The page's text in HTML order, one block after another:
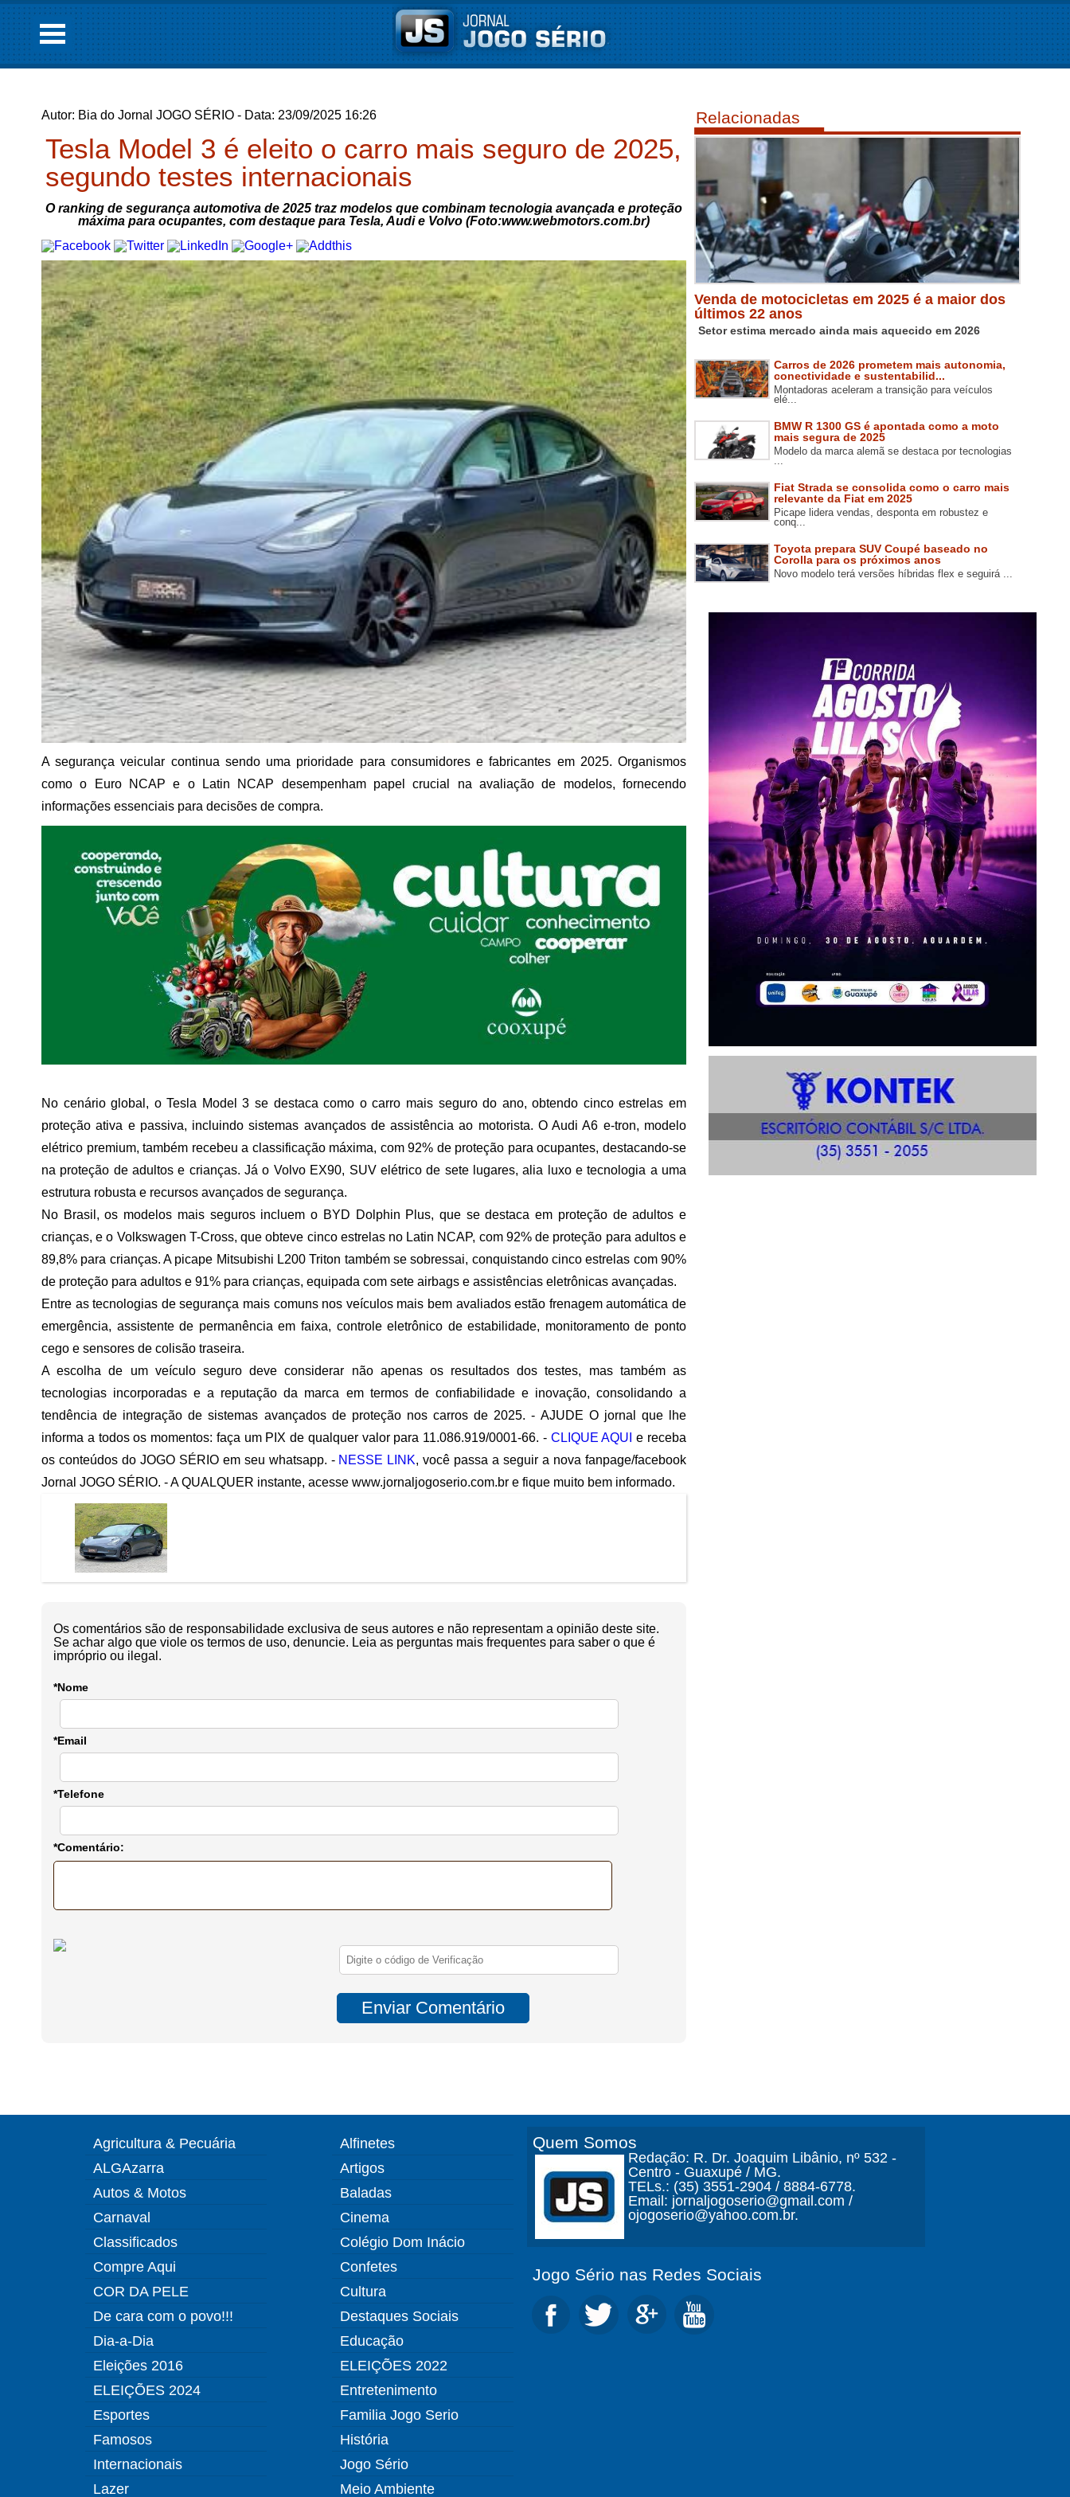
Autor: Bia do Jornal JOGO SÉRIO - Data: 23/09/2025 16:26
Tesla Model 3 é eleito o carro mais seguro de 2025,
segundo testes internacionais
O ranking de segurança automotiva de 2025 traz modelos que combinam tecnologia avançada e proteção
máxima para ocupantes, com destaque para Tesla, Audi e Volvo (Foto:www.webmotors.com.br)
A segurança veicular continua sendo uma prioridade para consumidores e fabricantes em 2025. Organismos
como o Euro NCAP e o Latin NCAP desempenham papel crucial na avaliação de modelos, fornecendo
informações essenciais para decisões de compra.
No cenário global, oTesla Model 3 se destaca como o carro mais seguro do ano, obtendo cinco estrelas em
proteção ativa e passiva, incluindo sistemas avançados de assistência ao motorista. OAudi A6 e-tron, modelo
elétrico premium, também recebeu a classificação máxima, com 92% de proteção para ocupantes, destacando-se
na proteção de adultos e crianças. Já o Volvo EX90, SUV elétrico de sete lugares, alia luxo e tecnologia a uma
estrutura robusta e recursos avançados de segurança.
No Brasil, os modelos mais seguros incluem o BYD Dolphin Plus, que se destaca em proteção de adultos e
crianças, e o Volkswagen T-Cross, que obteve cinco estrelas no Latin NCAP, com 92% de proteção para adultos e
89,8% para crianças. A picape Mitsubishi L200 Triton também se sobressai, conquistando cinco estrelas com 90%
de proteção para adultos e 91% para crianças, equipada com sete airbags e assistências eletrônicas avançadas.
Entre as tecnologias de segurança mais comuns nos veículos mais bem avaliados estão frenagem automática de
emergência, assistente de permanência em faixa, controle eletrônico de estabilidade, monitoramento de ponto
cego e sensores de colisão traseira.
A escolha de um veículo seguro deve considerar não apenas os resultados dos testes, mas também as
tecnologias incorporadas e a reputação da marca em termos de confiabilidade e inovação, consolidando a
tendência de integração de sistemas avançados de proteção nos carros de 2025. - AJUDE O jornal que lhe
informa a todos os momentos: faça um PIX de qualquer valor para 11.086.919/0001-66. - CLIQUE AQUI e receba
os conteúdos do JOGO SÉRIO em seu whatsapp. - NESSE LINK, você passa a seguir a nova fanpage/facebook
Jornal JOGO SÉRIO. - A QUALQUER instante, acesse www.jornaljogoserio.com.br e fique muito bem informado.
Os comentários são de responsabilidade exclusiva de seus autores e não representam a opinião deste site.
Se achar algo que viole os termos de uso, denuncie. Leia as perguntas mais frequentes para saber o que é
impróprio ou ilegal.
*Nome
*Email
*Telefone
*Comentário:
Relacionadas
Venda de motocicletas em 2025 é a maior dos
últimos 22 anos
Setor estima mercado ainda mais aquecido em 2026
Carros de 2026 prometem mais autonomia,
conectividade e sustentabilid...
Montadoras aceleram a transição para veículos
elé...
BMW R 1300 GS é apontada como a moto
mais segura de 2025
Modelo da marca alemã se destaca por tecnologias
...
Fiat Strada se consolida como o carro mais
relevante da Fiat em 2025
Picape lidera vendas, desponta em robustez e
conq...
Toyota prepara SUV Coupé baseado no
Corolla para os próximos anos
Novo modelo terá versões híbridas flex e seguirá ...
Agricultura & Pecuária
ALGAzarra
Autos & Motos
Carnaval
Classificados
Compre Aqui
COR DA PELE
De cara com o povo!!!
Dia-a-Dia
Eleições 2016
ELEIÇÕES 2024
Esportes
Famosos
Internacionais
Lazer
Alfinetes
Artigos
Baladas
Cinema
Colégio Dom Inácio
Confetes
Cultura
Destaques Sociais
Educação
ELEIÇÕES 2022
Entretenimento
Familia Jogo Serio
História
Jogo Sério
Meio Ambiente
Quem Somos
Redação: R. Dr. Joaquim Libânio, nº 532 -
Centro - Guaxupé / MG.
TELs.: (35) 3551-2904 / 8884-6778.
Email: jornaljogoserio@gmail.com /
ojogoserio@yahoo.com.br.
Jogo Sério nas Redes Sociais